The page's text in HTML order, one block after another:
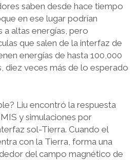
saben desde hace tiempo
en ese lugar podrían
a altas energías, pero
que salen de la interfaz de
energías de hasta 100,000
diez veces más de lo esperado
Liu encontró la respuesta
y simulaciones por
sol-Tierra. Cuando el
con la Tierra, forma una
del campo magnético de